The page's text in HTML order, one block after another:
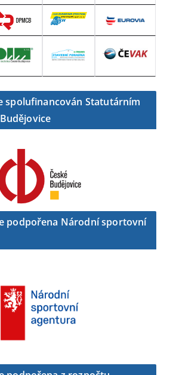
spolufinancován Statutárním
podpořena Národní sportovní